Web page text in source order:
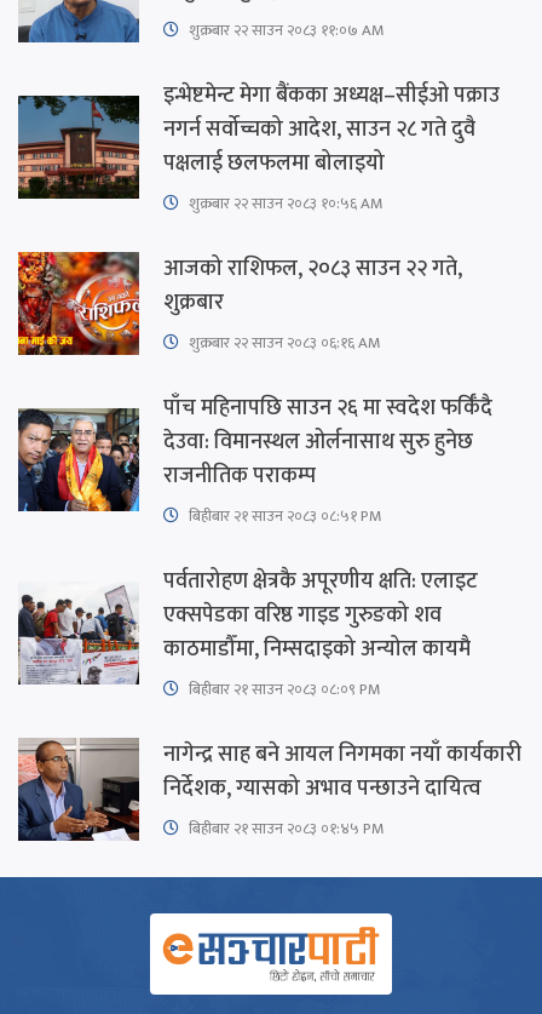
शुक्रबार​ २२ साउन २०८३ ११:०७ AM
इन्भेष्टमेन्ट मेगा बैंकका अध्यक्ष–सीईओ पक्राउ
नगर्न सर्वोच्चको आदेश, साउन २८ गते दुवै
पक्षलाई छलफलमा बोलाइयो
शुक्रबार​ २२ साउन २०८३ १०:५६ AM
आजको राशिफल, २०८३ साउन २२ गते,
शुक्रबार
शुक्रबार​ २२ साउन २०८३ ०६:१६ AM
पाँच महिनापछि साउन २६ मा स्वदेश फर्किँदै
देउवा: विमानस्थल ओर्लनासाथ सुरु हुनेछ
राजनीतिक पराकम्प
बिहीबार २१ साउन २०८३ ०८:५१ PM
पर्वतारोहण क्षेत्रकै अपूरणीय क्षति: एलाइट
एक्सपेडका वरिष्ठ गाइड गुरुङको शव
काठमाडौँमा, निम्सदाइको अन्योल कायमै
बिहीबार २१ साउन २०८३ ०८:०९ PM
नागेन्द्र साह बने आयल निगमका नयाँ कार्यकारी
निर्देशक, ग्यासको अभाव पन्छाउने दायित्व
बिहीबार २१ साउन २०८३ ०१:४५ PM